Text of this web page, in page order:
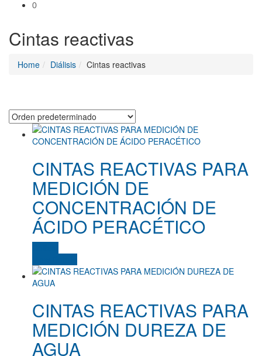
0
Cintas reactivas
Home Diálisis Cintas reactivas
Etiquetas del producto
Color del producto
amarillo
amarillo fluor/negro
azul
azulino(0)
azulino, blanco, gris
beige(0)
CINTAS REACTIVAS PARA
MEDICIÓN DE
CONCENTRACIÓN DE
ÁCIDO PERACÉTICO
CINTAS REACTIVAS PARA
MEDICIÓN DUREZA DE
AGUA